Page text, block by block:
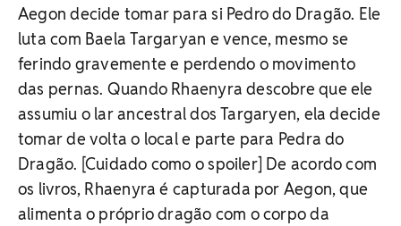
Aegon decide tomar para si Pedro do Dragão. Ele
luta com Baela Targaryan e vence, mesmo se
ferindo gravemente e perdendo o movimento
das pernas. Quando Rhaenyra descobre que ele
assumiu o lar ancestral dos Targaryen, ela decide
tomar de volta o local e parte para Pedra do
Dragão. [Cuidado como o spoiler] De acordo com
os livros, Rhaenyra é capturada por Aegon, que
alimenta o próprio dragão com o corpo da